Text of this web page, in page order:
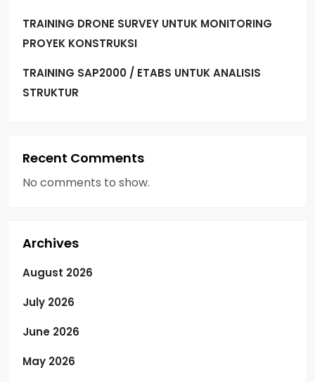
TRAINING DRONE SURVEY UNTUK MONITORING
PROYEK KONSTRUKSI
TRAINING SAP2000 / ETABS UNTUK ANALISIS
STRUKTUR
Recent Comments
No comments to show.
Archives
August 2026
July 2026
June 2026
May 2026